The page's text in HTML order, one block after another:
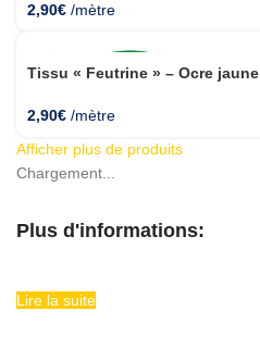
2,90€ /mètre
Tissu « Feutrine » – Ocre jaune
2,90€ /mètre
Afficher plus de produits
Chargement...
Plus d'informations:
Lire la suite